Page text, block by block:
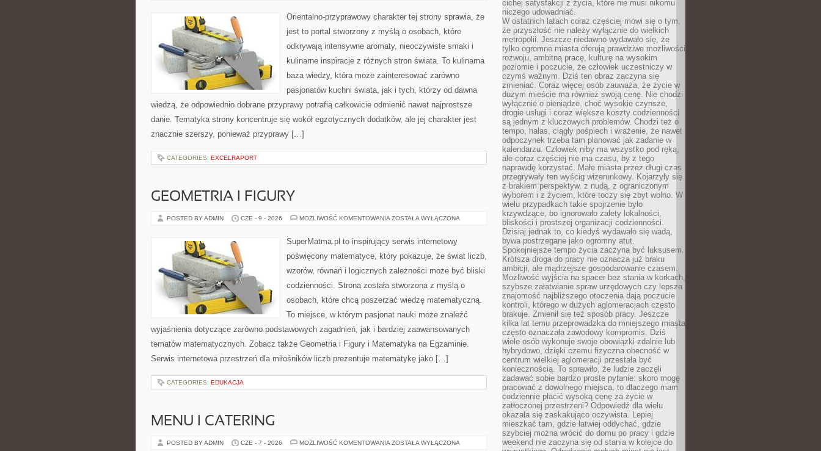
Orientalno-przyprawowy charakter tej strony sprawia, że
jest to portal stworzony z myślą o osobach, które
odkrywają intensywne aromaty, nieoczywiste smaki i
kulinarne inspiracje z różnych stron świata. To kulinarna
baza wiedzy, która może zainteresować zarówno
pasjonatów kuchni świata, jak i tych, którzy od dawna
wiedzą, że odpowiednio dobrane przyprawy potrafią całkowicie odmienić nawet najprostsze
danie. Tematyka strony koncentruje się wokół egzotycznych dodatków, ale jej charakter jest
znacznie szerszy, ponieważ przyprawy […]
CATEGORIES: EXCELRAPORT
GEOMETRIA I FIGURY
POSTED BY ADMIN CZE - 9 - 2026 MOŻLIWOŚĆ KOMENTOWANIA GEOMETRIA
ZOSTAŁA WYŁĄCZONA
SuperMatma.pl to inspirujący serwis internetowy
poświęcony matematyce, który pokazuje, że świat liczb,
wzorów, równań i logicznych zależności może być bliski
codzienności. Strona została stworzona z myślą o
osobach, które chcą poszerzać wiedzę matematyczną.
To miejsce, w którym pasjonat nauki może znaleźć
wyjaśnienia dotyczące zarówno podstawowych zagadnień, jak i bardziej zaawansowanych
tematów matematycznych. Zobacz także Geometria i Figury i Matematyka na Egzaminie.
Serwis internetowa przestrzeń dla miłośników liczb prezentuje matematykę jako […]
CATEGORIES: EDUKACJA
MENU I CATERING
POSTED BY ADMIN CZE - 7 - 2026 MOŻLIWOŚĆ KOMENTOWANIA MENU
ZOSTAŁA WYŁĄCZONA
cichej satysfakcji z życia, które nie musi nikomu
niczego udowadniać.
W ostatnich latach coraz częściej mówi się o tym,
że przyszłość nie należy wyłącznie do wielkich
metropolii. Jeszcze niedawno wydawało się, że
tylko ogromne miasta oferują prawdziwe możliwości
rozwoju, ambitną pracę, kulturę na wysokim
poziomie i poczucie, że człowiek uczestniczy w
czymś ważnym. Dziś ten obraz zaczyna się
zmieniać. Coraz więcej osób zauważa, że życie w
dużym mieście ma również swoją cenę. Nie chodzi
wyłącznie o pieniądze, choć wysokie czynsze,
drogie usługi i coraz większe koszty codzienności
są jednym z kluczowych problemów. Chodzi też o
tempo, hałas, ciągły pośpiech i wrażenie, że nawet
odpoczynek trzeba tam planować jak zadanie w
kalendarzu. Człowiek niby ma wszystko pod ręką,
ale coraz częściej nie ma czasu, by z tego
naprawdę korzystać. Małe miasta przez długi czas
przegrywały ten wyścig wizerunkowy. Kojarzyły się
z brakiem perspektyw, z nudą, z ograniczonym
wyborem i z życiem, które toczy się zbyt wolno. W
wielu przypadkach takie spojrzenie było
krzywdzące, bo ignorowało zalety lokalności,
bliskości i prostszej organizacji codzienności.
Dzisiaj jednak to, co kiedyś wydawało się wadą,
bywa postrzegane jako ogromny atut.
Spokojniejsze tempo życia zaczyna być luksusem.
Krótsza droga do pracy nie oznacza już braku
ambicji, ale mądrzejsze gospodarowanie czasem.
Możliwość wyjścia na spacer bez stania w korkach,
szybsze załatwianie spraw urzędowych czy lepsza
znajomość najbliższego otoczenia dają poczucie
kontroli, którego w dużych aglomeracjach często
brakuje. Zmienił się też sposób pracy. Jeszcze
kilka lat temu przeprowadzka do mniejszego miasta
często oznaczała zawodowy kompromis. Dziś
wiele osób wykonuje swoje obowiązki zdalnie lub
hybrydowo, dzięki czemu fizyczna obecność w
centrum wielkiej aglomeracji przestała być
koniecznością. To sprawiło, że ludzie zaczęli
zadawać sobie bardzo proste pytanie: skoro mogę
pracować z dowolnego miejsca, to dlaczego mam
codziennie płacić wysoką cenę za życie w
zatłoczonej przestrzeni? Odpowiedź dla wielu
okazała się zaskakująco oczywista. Lepiej
mieszkać tam, gdzie łatwiej oddychać, gdzie
szybciej można wrócić do domu po pracy i gdzie
weekend nie zaczyna się od stania w kolejce do